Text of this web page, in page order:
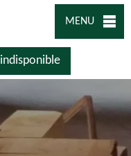
MENU
indisponible